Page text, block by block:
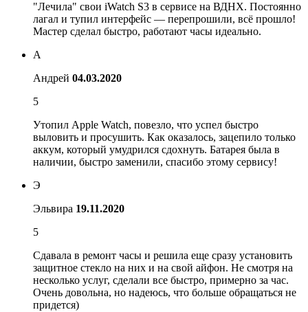
"Лечила" свои iWatch S3 в сервисе на ВДНХ. Постоянно
лагал и тупил интерфейс — перепрошили, всё прошло!
Мастер сделал быстро, работают часы идеально.
А
Андрей 04.03.2020
5
Утопил Apple Watch, повезло, что успел быстро
выловить и просушить. Как оказалось, зацепило только
аккум, который умудрился сдохнуть. Батарея была в
наличии, быстро заменили, спасибо этому сервису!
Э
Эльвира 19.11.2020
5
Сдавала в ремонт часы и решила еще сразу установить
защитное стекло на них и на свой айфон. Не смотря на
несколько услуг, сделали все быстро, примерно за час.
Очень довольна, но надеюсь, что больше обращаться не
придется)